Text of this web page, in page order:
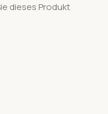
dieses Produkt